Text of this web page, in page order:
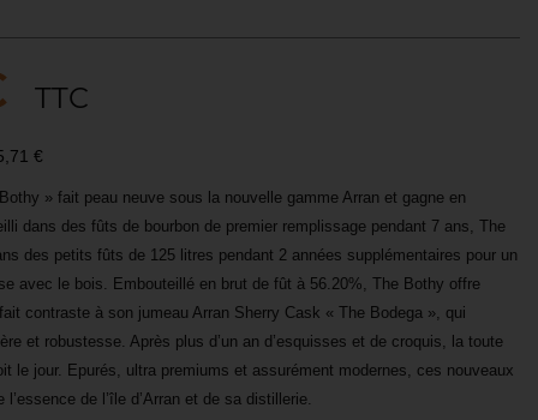
TTC
€
» fait peau neuve sous la nouvelle gamme Arran et gagne en
dans des fûts de bourbon de premier remplissage pendant 7 ans, The
des petits fûts de 125 litres pendant 2 années supplémentaires pour un
avec le bois. Embouteillé en brut de fût à 56.20%, The Bothy offre
contraste à son jumeau Arran Sherry Cask « The Bodega », qui
et robustesse. Après plus d’un an d’esquisses et de croquis, la toute
le jour. Epurés, ultra premiums et assurément modernes, ces nouveaux
de l’île d’Arran et de sa distillerie.